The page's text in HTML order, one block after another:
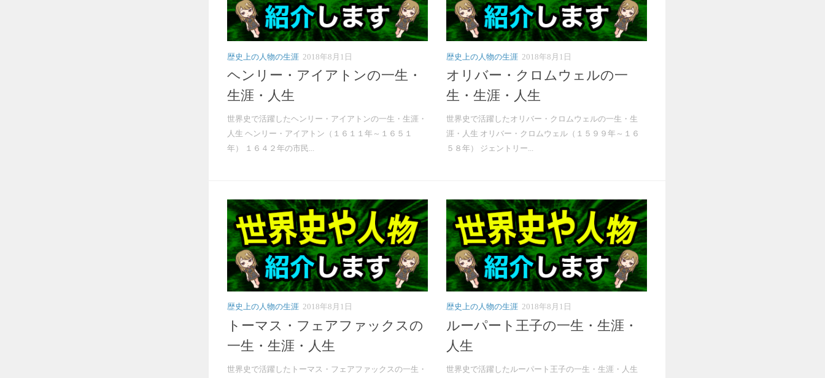
歴史上の人物の生涯 2018年8月1日
ヘンリー・アイアトンの一生・
生涯・人生
世界史で活躍したヘンリー・アイアトンの一生・生涯・
人生 ヘンリー・アイアトン（１６１１年～１６５１
年） １６４２年の市民...
歴史上の人物の生涯 2018年8月1日
オリバー・クロムウェルの一
生・生涯・人生
世界史で活躍したオリバー・クロムウェルの一生・生
涯・人生 オリバー・クロムウェル（１５９９年～１６
５８年） ジェントリー...
歴史上の人物の生涯 2018年8月1日
トーマス・フェアファックスの
一生・生涯・人生
世界史で活躍したトーマス・フェアファックスの一生・
歴史上の人物の生涯 2018年8月1日
ルーパート王子の一生・生涯・
人生
世界史で活躍したルーパート王子の一生・生涯・人生